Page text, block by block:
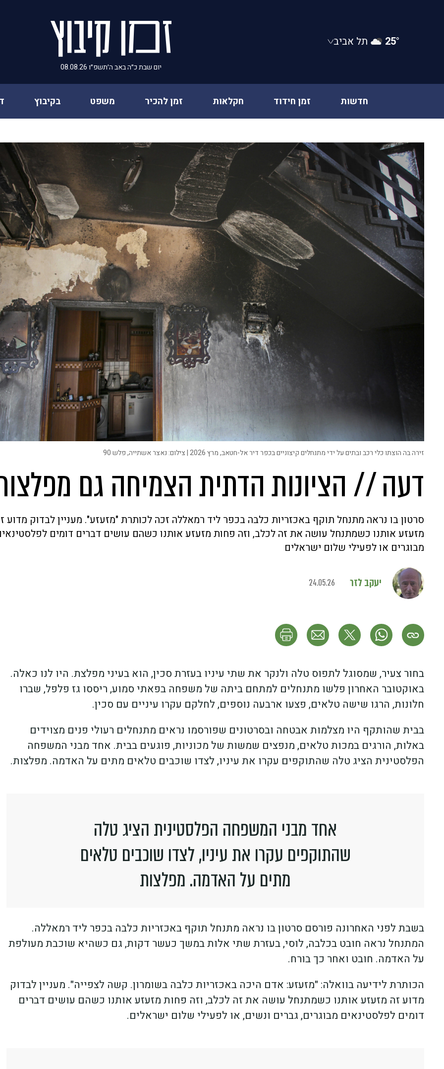
25° תל אביב
יום שבת כ״ה באב ה׳תשפ״ו 08.08.26
חדשות זמן חידוד חקלאות זמן להכיר משפט בקיבוץ
content
זירה בה הוצתו כלי רכב ובתים על ידי מתנחלים קיצוניים בכפר דיר אל-חטאב, מרץ 2026 | צילום: נאצר אשתייה, פלש 90
דעה // הציונות הדתית הצמיחה גם
סרטון בו נראה מתנחל תוקף באכזריות כלבה בכפר ליד רמאללה זכה לכותרת "מזעזע". מעניין לבדוק מדוע
מזעזע אותנו כשמתנחל עושה את זה לכלב, וזה פחות מזעזע אותנו כשהם עושים דברים דומים
מבוגרים או לפעילי שלום ישראלים
יעקב לזר 24.05.26
בחור צעיר, שמסוגל לתפוס טלה ולנקר את שתי עיניו בעזרת סכין, הוא בעיני מפלצת. היו לנו כאלה.
באוקטובר האחרון פלשו מתנחלים למתחם ביתה של משפחה בפאתי סמוע, ריססו גז פלפל, שברו
חלונות, הרגו שישה טלאים, פצעו ארבעה נוספים, לחלקם עקרו עיניים עם סכין.
בבית שהותקף היו מצלמות אבטחה ובסרטונים שפורסמו נראים מתנחלים רעולי פנים מצוידים
באלות, הורגים במכות טלאים, מנפצים שמשות של מכוניות, פוגעים בבית. אחד מבני המשפחה
הפלסטינית הציג טלה שהתוקפים עקרו את עיניו, לצדו שוכבים טלאים מתים על האדמה. מפלצות.
אחד מבני המשפחה הפלסטינית הציג טלה
שהתוקפים עקרו את עיניו, לצדו שוכבים טלאים
מתים על האדמה. מפלצות
בשבת לפני האחרונה פורסם סרטון בו נראה מתנחל תוקף באכזריות כלבה בכפר ליד רמאללה.
המתנחל נראה חובט בכלבה, לוסי, בעזרת שתי אלות במשך כעשר דקות, גם כשהיא שוכבת מעולפת
על האדמה. חובט ואחר כך בורח.
הכותרת לידיעה בוואלה: "מזעזע: אדם היכה באכזריות כלבה בשומרון. קשה לצפייה". מעניין לבדוק
מדוע זה מזעזע אותנו כשמתנחל עושה את זה לכלב, וזה פחות מזעזע אותנו כשהם עושים דברים
דומים לפלסטינאים מבוגרים, גברים ונשים, או לפעילי שלום ישראלים.